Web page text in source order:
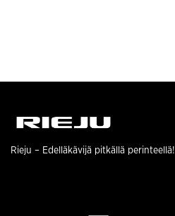
Rieju – Edelläkävijä pitkällä perinteellä!